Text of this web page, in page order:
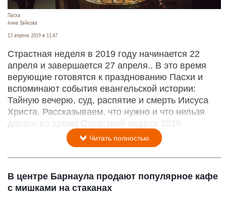
Пасха.
Анна Зайкова
13 апреля 2019 в 11:47
Страстная неделя в 2019 году начинается 22
апреля и завершается 27 апреля.. В это время
верующие готовятся к празднованию Пасхи и
вспоминают события евангельской истории:
Тайную вечерю, суд, распятие и смерть Иисуса
Христа. Рассказываем, что нужно и что нельзя
делать во время Страстной недели 2019.
Читать полностью
В центре Барнаула продают популярное кафе
с мишками на стаканах